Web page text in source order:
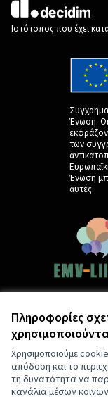
Πληροφορίες
Χρησιμοποιούμε
απόδοση και το
τη δυνατότητα να
κανάλια μέσων
(Εξωτερική
Ιστότοπος που έχει
Ένωση.
των
Ένωση
αυτές.